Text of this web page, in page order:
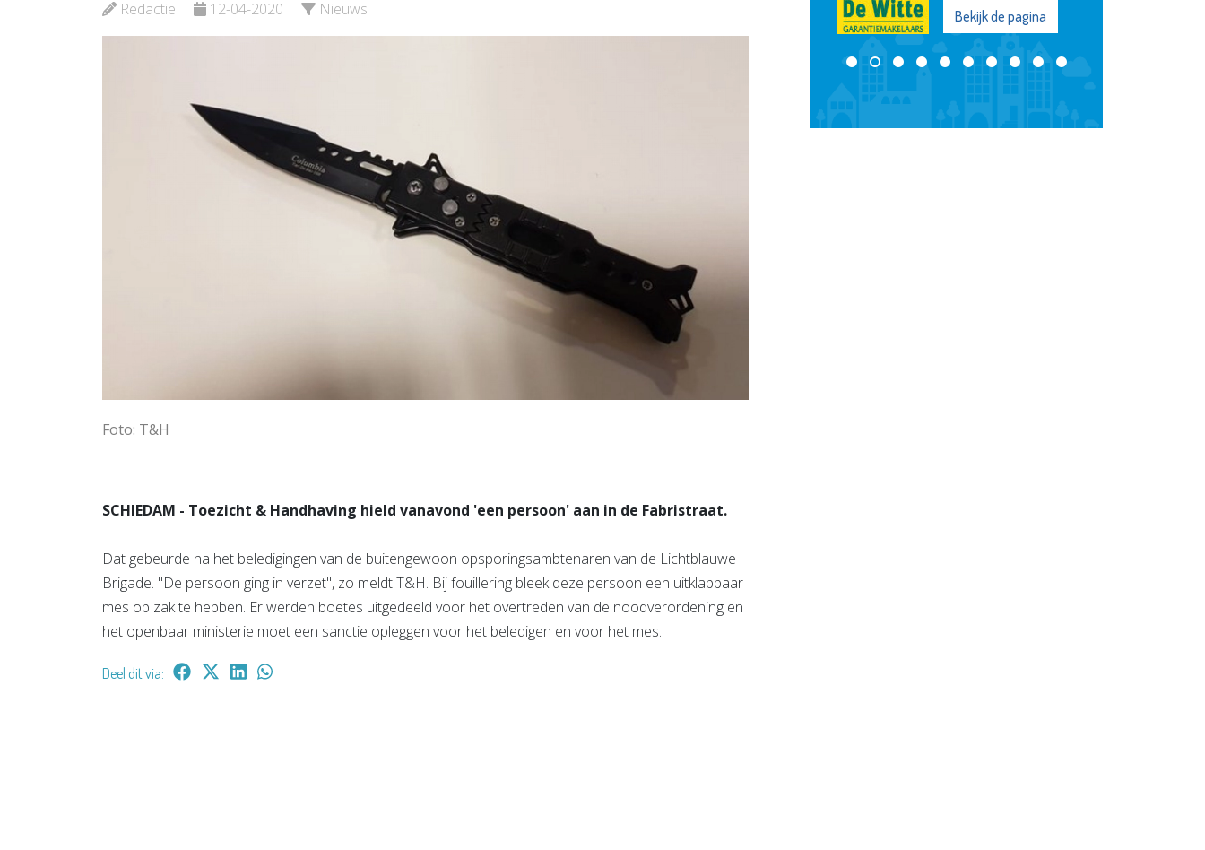
Redactie 12-04-2020 Nieuws
Foto: T&H
SCHIEDAM - Toezicht & Handhaving hield vanavond 'een persoon' aan in de Fabristraat.
Dat gebeurde na het beledigingen van de buitengewoon opsporingsambtenaren van de Lichtblauwe
Brigade. "De persoon ging in verzet", zo meldt T&H. Bij fouillering bleek deze persoon een uitklapbaar
mes op zak te hebben. Er werden boetes uitgedeeld voor het overtreden van de noodverordening en
het openbaar ministerie moet een sanctie opleggen voor het beledigen en voor het mes.
Deel dit via:
Bekijk de pagina Bekijk de pagina Bekijk de pagina